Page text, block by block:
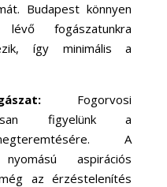
Budapest könnyen
fogászatunkra
így minimális a
Fogorvosi
figyelünk a
A
aspirációs
az érzéstelenítés